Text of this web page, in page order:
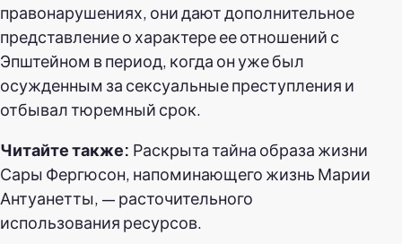
правонарушениях, они дают дополнительное
представление о характере ее отношений с
Эпштейном в период, когда он уже был
осужденным за сексуальные преступления и
отбывал тюремный срок.
Читайте также: Раскрыта тайна образа жизни
Сары Фергюсон, напоминающего жизнь Марии
Антуанетты, — расточительного
использования ресурсов.